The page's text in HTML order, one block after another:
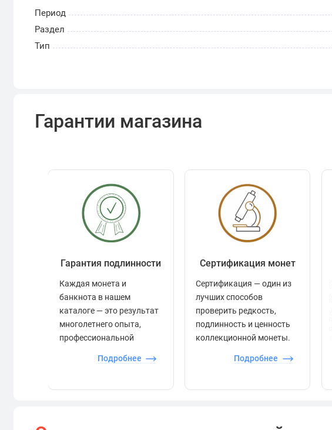
Период
Раздел
Тип
Гарантии магазина
Гарантия подлинности
Каждая монета и
банкнота в нашем
каталоге — это результат
многолетнего опыта,
профессиональной
контроля.
Подробнее
Сертификация монет
Сертификация — один из
лучших способов
проверить редкость,
подлинность и ценность
коллекционной монеты.
Подробнее